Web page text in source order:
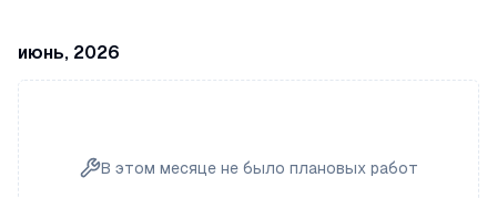
июнь, 2026
В этом месяце не было плановых работ